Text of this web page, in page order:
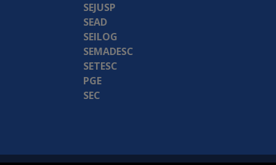
SEJUSP
SEAD
SEILOG
SEMADESC
SETESC
PGE
SEC